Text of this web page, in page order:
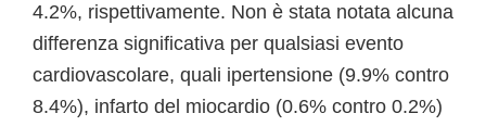
4.2%, rispettivamente. Non è stata notata alcuna
differenza significativa per qualsiasi evento
cardiovascolare, quali ipertensione (9.9% contro
8.4%), infarto del miocardio (0.6% contro 0.2%)